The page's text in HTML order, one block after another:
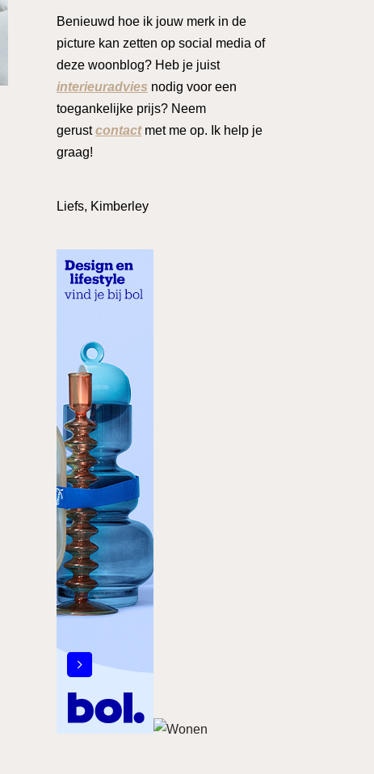
Benieuwd hoe ik jouw merk in de
picture kan zetten op social media of
deze woonblog? Heb je juist
interieuradvies nodig voor een
toegankelijke prijs? Neem
gerustcontactmet me op. Ik help je
graag!
Liefs, Kimberley